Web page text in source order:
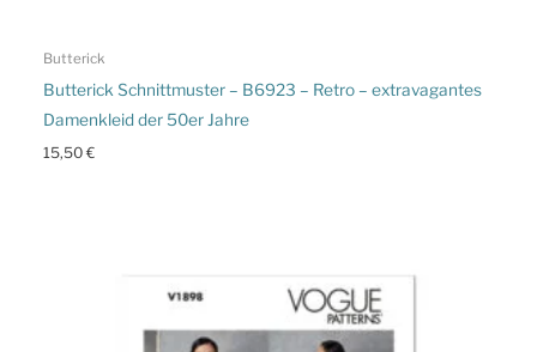
Butterick
Butterick Schnittmuster – B6923 – Retro – extravagantes
Damenkleid der 50er Jahre
15,50€